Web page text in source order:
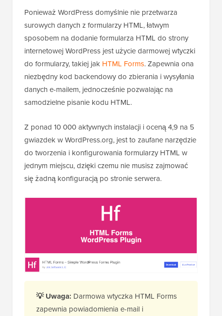
Ponieważ WordPress domyślnie nie przetwarza
surowych danych z formularzy HTML, łatwym
sposobem na dodanie formularza HTML do strony
internetowej WordPress jest użycie darmowej wtyczki
do formularzy, takiej jak HTML Forms. Zapewnia ona
niezbędny kod backendowy do zbierania i wysyłania
danych e-mailem, jednocześnie pozwalając na
samodzielne pisanie kodu HTML.
Z ponad 10 000 aktywnych instalacji i oceną 4,9 na 5
gwiazdek w WordPress.org, jest to zaufane narzędzie
do tworzenia i konfigurowania formularzy HTML w
jednym miejscu, dzięki czemu nie musisz zajmować
się żadną konfiguracją po stronie serwera.
💡 Uwaga: Darmowa wtyczka HTML Forms
zapewnia powiadomienia e-mail i